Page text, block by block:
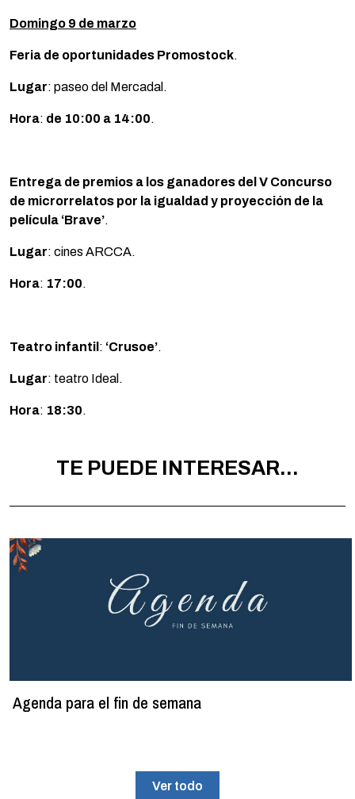
Domingo 9 de marzo
Feria de oportunidades Promostock.
Lugar: paseo del Mercadal.
Hora: de 10:00 a 14:00.
Entrega de premios a los ganadores del V Concurso
de microrrelatos por la igualdad y proyección de la
película ‘Brave’.
Lugar: cines ARCCA.
Hora: 17:00.
Teatro infantil : ‘Crusoe’.
Lugar: teatro Ideal.
Hora: 18:30.
TE PUEDE INTERESAR...
Agenda para el fin de semana
Ver todo